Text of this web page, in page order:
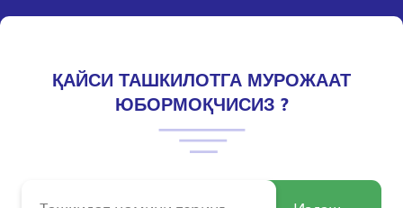
ҚАЙСИ ТАШКИЛОТГА МУРОЖААТ
ЮБОРМОҚЧИСИЗ ?